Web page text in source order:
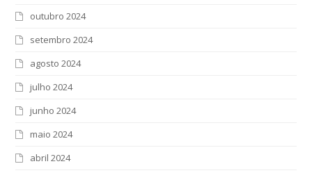
outubro 2024
setembro 2024
agosto 2024
julho 2024
junho 2024
maio 2024
abril 2024